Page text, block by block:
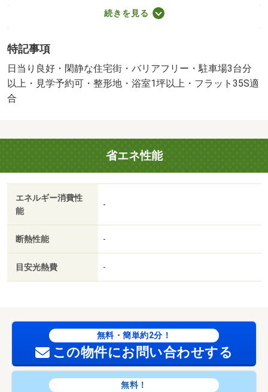
Ｋ＋２Ｓ（納戸）／＜特徴＞●エランのコスパ仲介※必ず諸
費用欄見てね●国の３５万円補助金対象、ＢＥＬＳ／省エ
エネルギー対策・フラット３５Ｓに対応・高気密高断熱住
宅
建築確認：有/NO.ＫＪＨ２５－０３２３６－１
販売戸数：1戸
続きを見る
特記事項
日当り良好・閑静な住宅街・バリアフリー・駐車場3台分
以上・見学予約可・整形地・浴室1坪以上・フラット35S適
合
省エネ性能
エネルギー消費性
能
-
断熱性能 -
目安光熱費 -
無料・簡単約2分！
この物件にお問い合わせする
無料！